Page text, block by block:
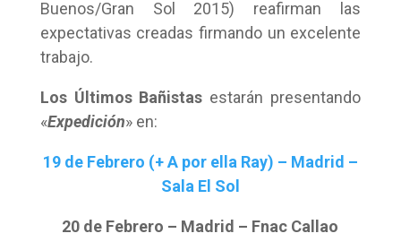
Buenos/Gran Sol 2015) reafirman las
expectativas creadas firmando un excelente
trabajo.
Los Últimos Bañistas estarán presentando
«Expedición» en:
19 de Febrero (+ A por ella Ray) – Madrid –
Sala El Sol
20 de Febrero – Madrid – Fnac Callao